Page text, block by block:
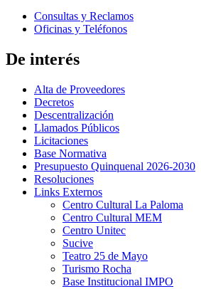
Consultas y Reclamos
Oficinas y Teléfonos
De interés
Alta de Proveedores
Decretos
Descentralización
Llamados Públicos
Licitaciones
Base Normativa
Presupuesto Quinquenal 2026-2030
Resoluciones
Links Externos
Centro Cultural La Paloma
Centro Cultural MEM
Centro Unitec
Sucive
Teatro 25 de Mayo
Turismo Rocha
Base Institucional IMPO